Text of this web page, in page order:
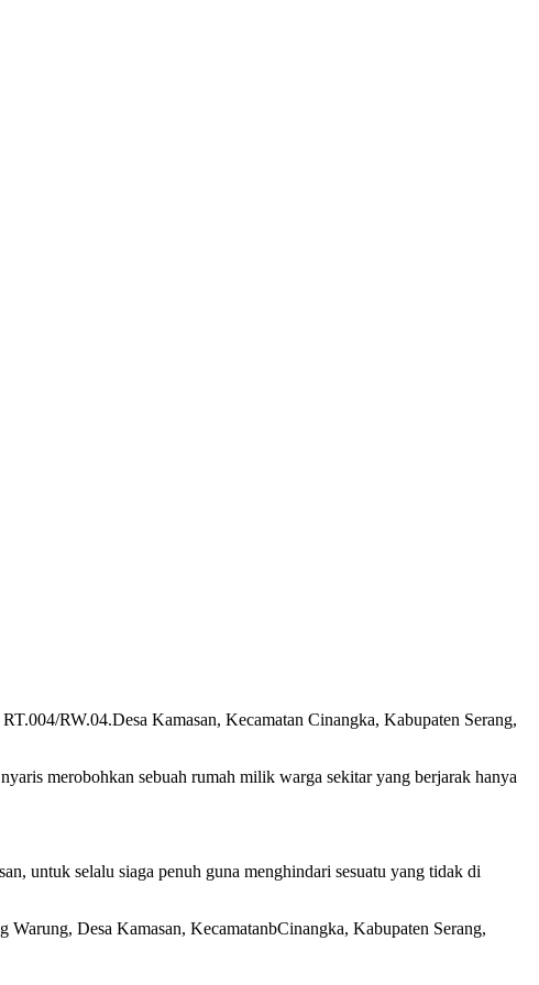
RW.04.Desa Kamasan, Kecamatan Cinangka, Kabupaten Serang,
merobohkan sebuah rumah milik warga sekitar yang berjarak hanya
untuk selalu siaga penuh guna menghindari sesuatu yang tidak di
Desa Kamasan, KecamatanbCinangka, Kabupaten Serang,